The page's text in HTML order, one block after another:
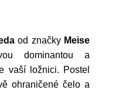
od značky Meise
dominantou a
vaší ložnici. Postel
ohraničené čelo a